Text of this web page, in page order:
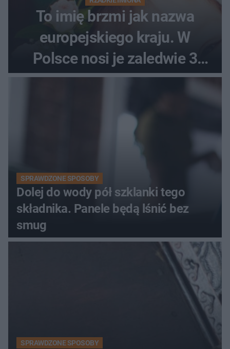
To imię brzmi jak nazwa
europejskiego kraju. W
Polsce nosi je zaledwie 3
kobiety
SPRAWDZONE SPOSOBY
Dolej do wody pół szklanki tego
składnika. Panele będą lśnić bez
smug
SPRAWDZONE SPOSOBY